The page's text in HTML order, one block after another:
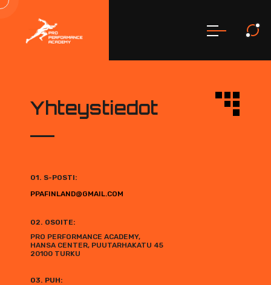
Yhteystiedot
01. S-POSTI:
PPAFINLAND@GMAIL.COM
02. OSOITE:
PRO PERFORMANCE ACADEMY,
HANSA CENTER, PUUTARHAKATU 45
20100 TURKU
03. PUH: